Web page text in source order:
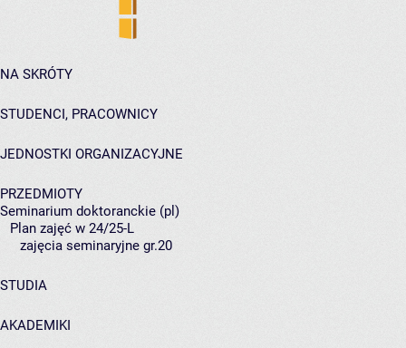
NA SKRÓTY
STUDENCI, PRACOWNICY
JEDNOSTKI ORGANIZACYJNE
PRZEDMIOTY
Seminarium doktoranckie (pl)
Plan zajęć w 24/25-L
zajęcia seminaryjne gr.20
STUDIA
AKADEMIKI